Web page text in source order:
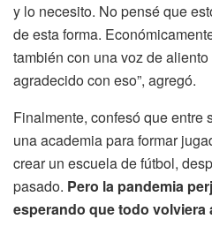
y lo necesito. No pensé que
de esta forma.
también con una voz de
agradecido con eso”, agregó.
Finalmente, confesó que entre
una academia para formar
crear un escuela de fútbol,
pasado. Pero la pandemia
esperando que todo volviera